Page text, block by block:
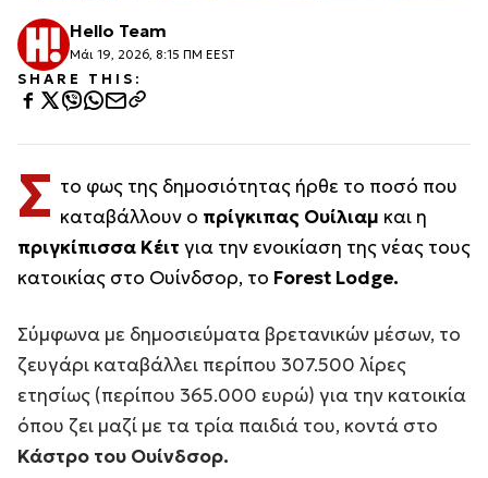
Hello Team
Μάι 19, 2026, 8:15 ΠΜ EEST
SHARE THIS:
Σ το φως της δημοσιότητας ήρθε το ποσό που
καταβάλλουν ο πρίγκιπας Ουίλιαμ και η
πριγκίπισσα Κέιτ για την ενοικίαση της νέας τους
κατοικίας στο Ουίνδσορ, το Forest Lodge.
Σύμφωνα με δημοσιεύματα βρετανικών μέσων, το
ζευγάρι καταβάλλει περίπου 307.500 λίρες
ετησίως (περίπου 365.000 ευρώ) για την κατοικία
όπου ζει μαζί με τα τρία παιδιά του, κοντά στο
Κάστρο του Ουίνδσορ.